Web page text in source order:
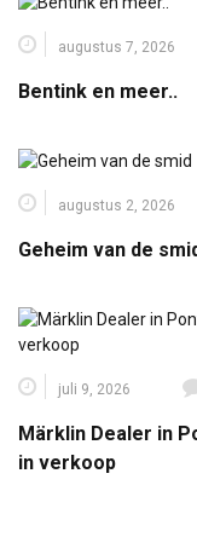
augustus 7, 2026
Bentink en meer..
augustus 2, 2026
Geheim van de
juli 9, 2026
Märklin Dealer in
in verkoop